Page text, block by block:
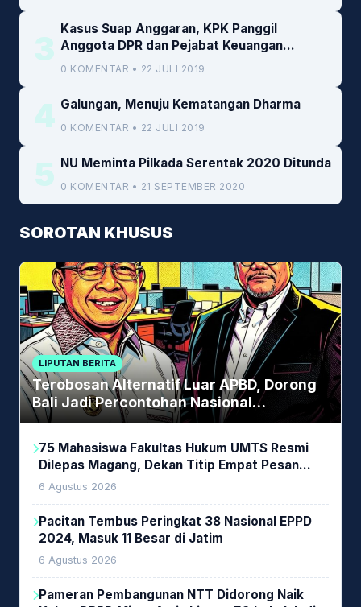
3
Kasus Suap Anggaran, KPK Panggil
Anggota DPR dan Pejabat Keuangan
Kemenkeu
0 KOMENTAR • 22 JULI 2019
4 Galungan, Menuju Kematangan Dharma
0 KOMENTAR • 22 JULI 2019
5 NU Meminta Pilkada Serentak 2020 Ditunda
0 KOMENTAR • 21 SEPTEMBER 2020
SOROTAN KHUSUS
LIPUTAN BERITA
Terobosan Alternatif Luar APBD, Dorong
Bali Jadi Percontohan Nasional
Pembiayaan Daerah
75 Mahasiswa Fakultas Hukum UMTS Resmi
Dilepas Magang, Dekan Titip Empat Pesan
Penting
6 Agustus 2026
Pacitan Tembus Peringkat 38 Nasional EPPD
2024, Masuk 11 Besar di Jatim
6 Agustus 2026
Pameran Pembangunan NTT Didorong Naik